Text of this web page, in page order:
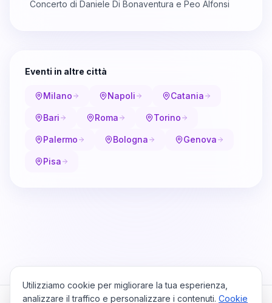
Concerto di Daniele Di Bonaventura e Peo Alfonsi
Eventi in altre città
Milano Napoli Catania
Bari Roma Torino
Palermo Bologna Genova
Pisa
Utilizziamo cookie per migliorare la tua esperienza,
analizzare il traffico e personalizzare i contenuti. Cookie